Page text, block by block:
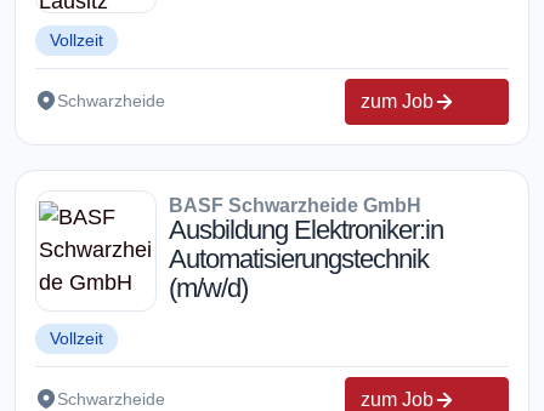
Vollzeit
Schwarzheide zum Job
BASF Schwarzheide GmbH
Ausbildung Elektroniker:in
Automatisierungstechnik
(m/w/d)
Vollzeit
Schwarzheide zum Job